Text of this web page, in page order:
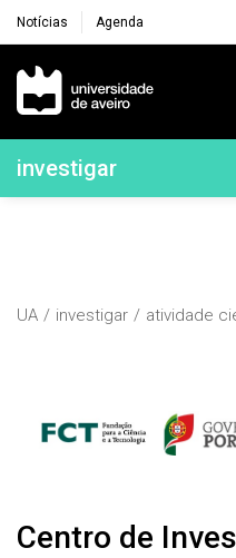
Notícias Agenda
Navegação
Navegação
investigar
UA investigar atividade
Centro de